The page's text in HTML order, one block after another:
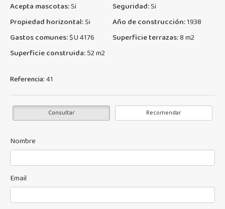
Acepta mascotas:Si Seguridad:Si
Propiedad horizontal:Si Año de construcción:1938
Gastos comunes:$U 4176 Superficie terrazas:8 m2
Superficie construida:52 m2
Referencia:41
Consultar Recomendar
Nombre
Email